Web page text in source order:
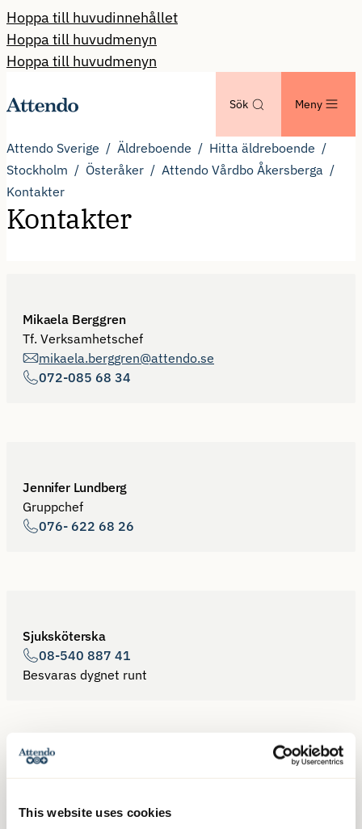
This website uses cookies
Hoppa till huvudinnehållet
Hoppa till huvudmenyn
Hoppa till huvudmenyn
Sök Meny
Attendo Sverige Äldreboende
Hitta äldreboende
Stockholm
Österåker
Attendo Vårdbo Åkersberga
Kontakter
Kontakter
Mikaela Berggren
Tf. Verksamhetschef
mikaela.berggren@attendo.se
072-085 68 34
Jennifer Lundberg
Gruppchef
076- 622 68 26
Sjuksköterska
08-540 887 41
Besvaras dygnet runt